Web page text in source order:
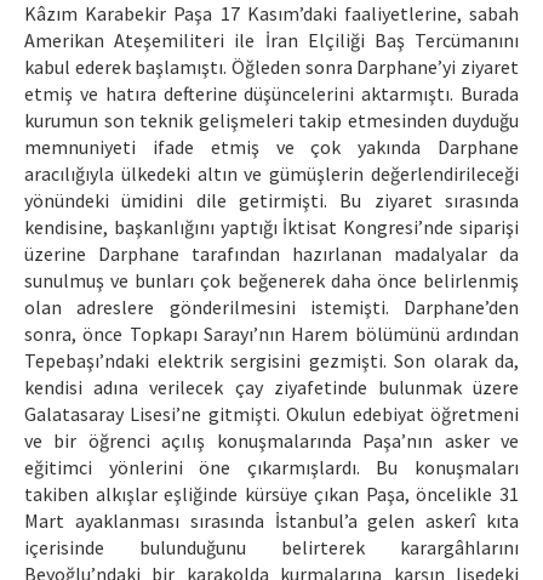
Kâzım Karabekir Paşa 17 Kasım’daki faaliyetlerine, sabah
Amerikan Ateşemiliteri ile İran Elçiliği Baş Tercümanını
kabul ederek başlamıştı. Öğleden sonra Darphane’yi ziyaret
etmiş ve hatıra defterine düşüncelerini aktarmıştı. Burada
kurumun son teknik gelişmeleri takip etmesinden duyduğu
memnuniyeti ifade etmiş ve çok yakında Darphane
aracılığıyla ülkedeki altın ve gümüşlerin değerlendirileceği
yönündeki ümidini dile getirmişti. Bu ziyaret sırasında
kendisine, başkanlığını yaptığı İktisat Kongresi’nde siparişi
üzerine Darphane tarafından hazırlanan madalyalar da
sunulmuş ve bunları çok beğenerek daha önce belirlenmiş
olan adreslere gönderilmesini istemişti. Darphane’den
sonra, önce Topkapı Sarayı’nın Harem bölümünü ardından
Tepebaşı’ndaki elektrik sergisini gezmişti. Son olarak da,
kendisi adına verilecek çay ziyafetinde bulunmak üzere
Galatasaray Lisesi’ne gitmişti. Okulun edebiyat öğretmeni
ve bir öğrenci açılış konuşmalarında Paşa’nın asker ve
eğitimci yönlerini öne çıkarmışlardı. Bu konuşmaları
takiben alkışlar eşliğinde kürsüye çıkan Paşa, öncelikle 31
Mart ayaklanması sırasında İstanbul’a gelen askerî kıta
içerisinde bulunduğunu belirterek karargâhlarını
Beyoğlu’ndaki bir karakolda kurmalarına karşın lisedeki